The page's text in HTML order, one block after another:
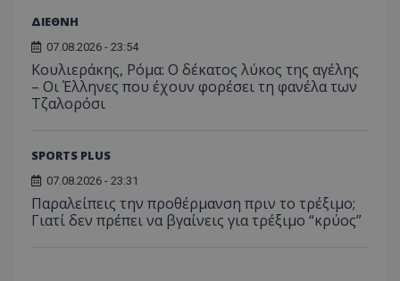
ΔΙΕΘΝΗ
07.08.2026 - 23:54
Κουλιεράκης, Ρόμα: Ο δέκατος λύκος της αγέλης
– Οι Έλληνες που έχουν φορέσει τη φανέλα των
Τζαλορόσι
SPORTS PLUS
07.08.2026 - 23:31
Παραλείπεις την προθέρμανση πριν το τρέξιμο;
Γιατί δεν πρέπει να βγαίνεις για τρέξιμο “κρύος”